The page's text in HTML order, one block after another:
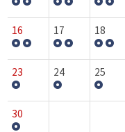
16 17 18
23 24 25
30